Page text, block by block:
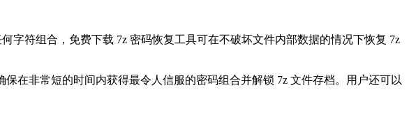
字符组合，免费下载 7z 密码恢复工具可在不破坏文件内部数据的情况下恢复 7z
在非常短的时间内获得最令人信服的密码组合并解锁 7z 文件存档。用户还可以